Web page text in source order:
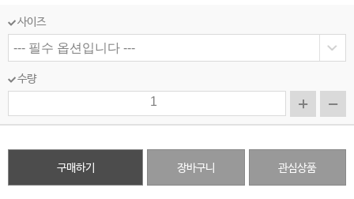
사이즈
수량
구매하기 장바구니 관심상품